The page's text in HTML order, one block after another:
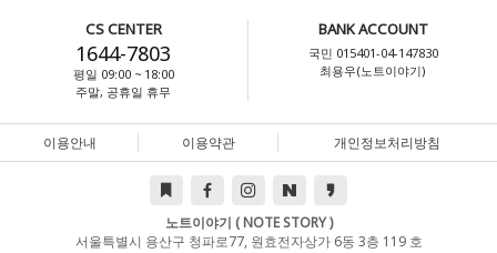
CS CENTER
1644-7803
평일 09:00 ~ 18:00
주말, 공휴일 휴무
BANK ACCOUNT
국민 015401-04-147830
최용우(노트이야기)
이용안내 이용약관 개인정보처리방침
노트이야기 ( NOTE STORY )
서울특별시 용산구 청파로77, 원효전자상가 6동 3층 119 호